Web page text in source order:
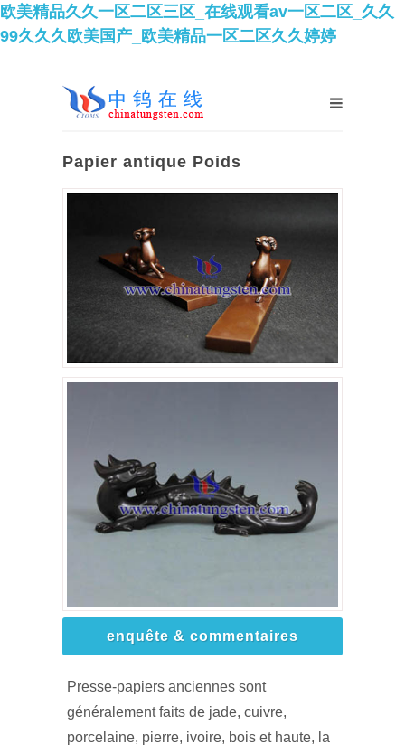
欧美精品久久一区二区三区_在线观看av一区二区_久久
99久久久欧美国产_欧美精品一区二区久久婷婷
Papier antique Poids
enquête & commentaires
Presse-papiers anciennes sont
généralement faits de jade, cuivre,
porcelaine, pierre, ivoire, bois et haute, la